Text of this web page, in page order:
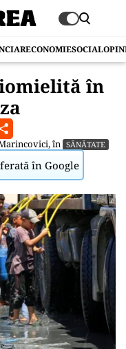
ECONOMIESOCIAL
în
, în SĂNĂTATE
în Google